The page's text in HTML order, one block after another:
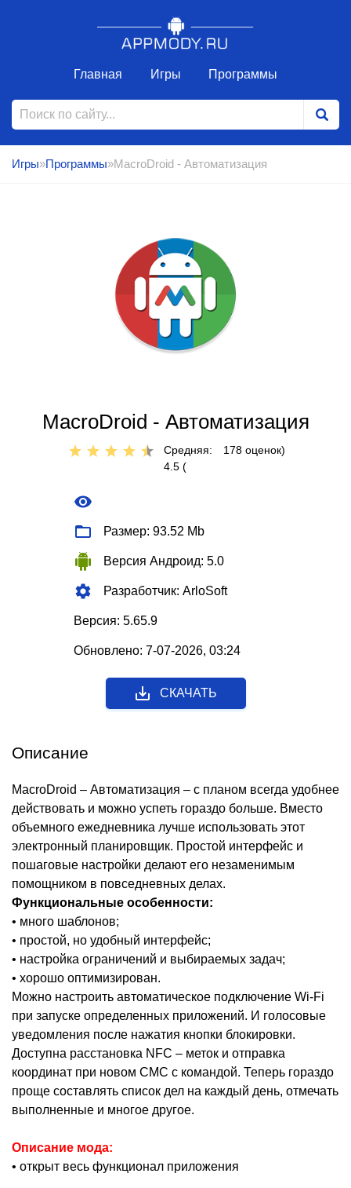
Главная Игры Программы
Игры»Программы»MacroDroid - Автоматизация
MacroDroid - Автоматизация
Средняя:
4.5 (
178 оценок)
Размер: 93.52 Mb
Версия Андроид: 5.0
Разработчик: ArloSoft
Версия: 5.65.9
Обновлено: 7-07-2026, 03:24
СКАЧАТЬ
Описание
MacroDroid – Автоматизация – с планом всегда удобнее
действовать и можно успеть гораздо больше. Вместо
объемного ежедневника лучше использовать этот
электронный планировщик. Простой интерфейс и
пошаговые настройки делают его незаменимым
помощником в повседневных делах.
Функциональные особенности:
• много шаблонов;
• простой, но удобный интерфейс;
• настройка ограничений и выбираемых задач;
• хорошо оптимизирован.
Можно настроить автоматическое подключение Wi-Fi
при запуске определенных приложений. И голосовые
уведомления после нажатия кнопки блокировки.
Доступна расстановка NFC – меток и отправка
координат при новом СМС с командой. Теперь гораздо
проще составлять список дел на каждый день, отмечать
выполненные и многое другое.
Описание мода:
• открыт весь функционал приложения